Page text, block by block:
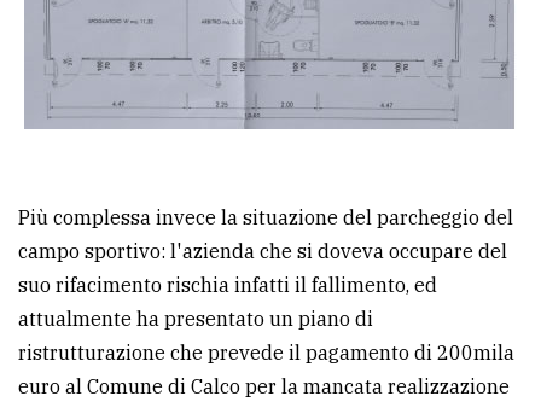
Più complessa invece la situazione del parcheggio del
campo sportivo: l'azienda che si doveva occupare del
suo rifacimento rischia infatti il fallimento, ed
attualmente ha presentato un piano di
ristrutturazione che prevede il pagamento di 200mila
euro al Comune di Calco per la mancata realizzazione